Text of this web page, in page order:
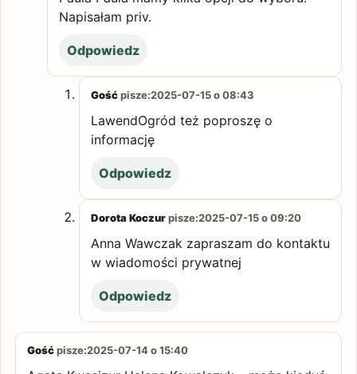
Napisałam priv.
Odpowiedz
Gośćpisze:2025-07-15 o 08:43
LawendOgród też poproszę o
informację
Odpowiedz
Dorota Koczurpisze:2025-07-15 o 09:20
Anna Wawczak zapraszam do kontaktu
w wiadomości prywatnej
Odpowiedz
Gośćpisze:2025-07-14 o 15:40